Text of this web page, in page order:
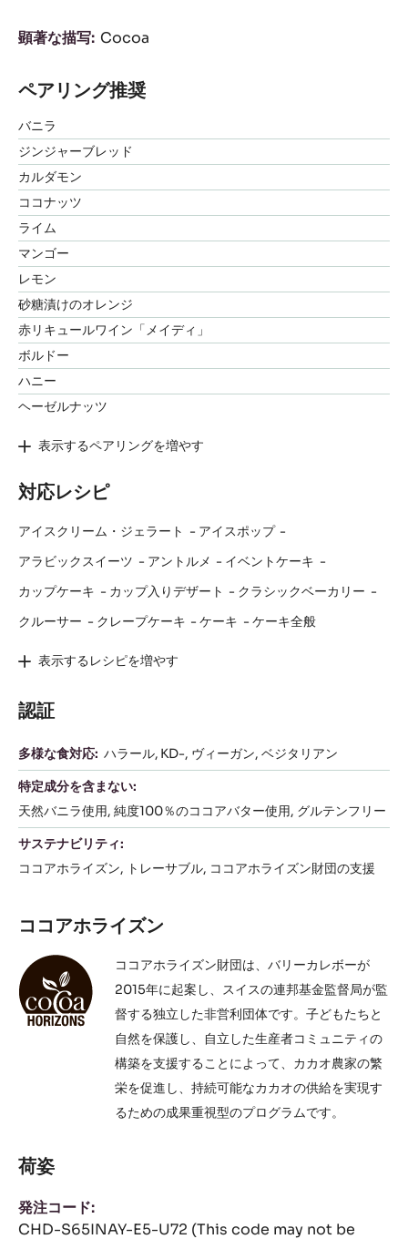
顕著な描写 Cocoa
ペアリング推奨
バニラ
ジンジャーブレッド
カルダモン
ココナッツ
ライム
マンゴー
レモン
砂糖漬けのオレンジ
赤リキュールワイン「メイディ」
ボルドー
ハニー
ヘーゼルナッツ
表示するペアリングを増やす
対応レシピ
アイスクリーム・ジェラート
アイスポップ
アラビックスイーツ
アントルメ
イベントケーキ
カップケーキ
カップ入りデザート
クラシックベーカリー
クルーサー
クレープケーキ ケーキ ケーキ全般
表示するレシピを増やす
認証
多様な食対応: ハラール KD- ヴィーガン ベジタリアン
特定成分を含まない:
天然バニラ使用 純度100％のココアバター使用 グルテンフリー
サステナビリティ:
ココアホライズン
トレーサブル ココアホライズン財団の支援
ココアホライズン
ココアホライズン財団は、バリーカレボーが
2015年に起案し、スイスの連邦基金監督局が監
督する独立した非営利団体です。子どもたちと
自然を保護し、自立した生産者コミュニティの
構築を支援することによって、カカオ農家の繁
栄を促進し、持続可能なカカオの供給を実現す
るための成果重視型のプログラムです。
荷姿
発注コード:
CHD-S65INAY-E5-U72 (This code may not be